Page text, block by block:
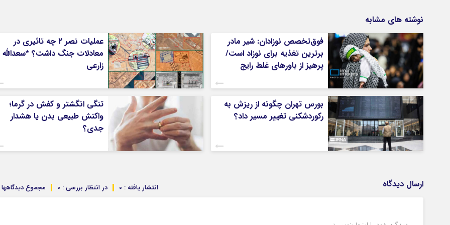
نوشته های مشابه
فوق‌تخصص نوزادان: شیر مادر
برترین تغذیه برای نوزاد است/
پرهیز از باورهای غلط رایج
عملیات نصر ۲ چه تاثیری در
معادلات جنگ داشت؟ *سعدالله
زارعی
بورس تهران چگونه از ریزش به
رکوردشکنی تغییر مسیر داد؟
تنگی انگشتر و کفش در گرما؛
واکنش طبیعی بدن یا هشدار
جدی؟
ارسال دیدگاه مجموع دیدگاهها در انتظار بررسی : 0 انتشار یافته : 0